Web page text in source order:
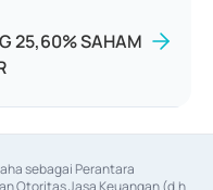
25,60% SAHAM
sebagai Perantara
Otoritas Jasa Keuangan (d.h